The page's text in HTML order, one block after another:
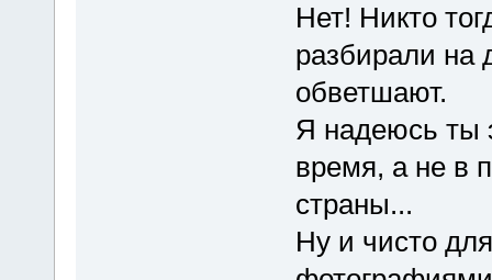
Нет! Никто
разбирали на
обветшают.
Я надеюсь ты
время, а не в
страны...
Ну и чисто